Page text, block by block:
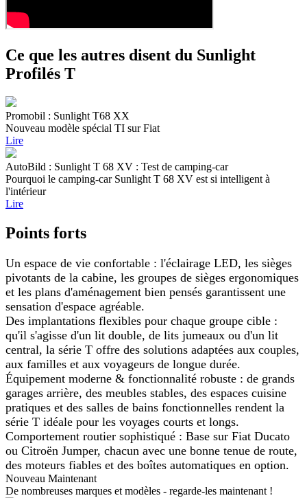
Ce que les autres disent du Sunlight
Profilés T
Promobil : Sunlight T68 XX
Nouveau modèle spécial TI sur Fiat
Lire
AutoBild : Sunlight T 68 XV : Test de camping-car
Pourquoi le camping-car Sunlight T 68 XV est si intelligent à
l'intérieur
Lire
Points forts
Un espace de vie confortable : l'éclairage LED, les sièges
pivotants de la cabine, les groupes de sièges ergonomiques
et les plans d'aménagement bien pensés garantissent une
sensation d'espace agréable.
Des implantations flexibles pour chaque groupe cible :
qu'il s'agisse d'un lit double, de lits jumeaux ou d'un lit
central, la série T offre des solutions adaptées aux couples,
aux familles et aux voyageurs de longue durée.
Équipement moderne & fonctionnalité robuste : de grands
garages arrière, des meubles stables, des espaces cuisine
pratiques et des salles de bains fonctionnelles rendent la
série T idéale pour les voyages courts et longs.
Comportement routier sophistiqué : Base sur Fiat Ducato
ou Citroën Jumper, chacun avec une bonne tenue de route,
des moteurs fiables et des boîtes automatiques en option.
Nouveau Maintenant
De nombreuses marques et modèles - regarde-les maintenant !